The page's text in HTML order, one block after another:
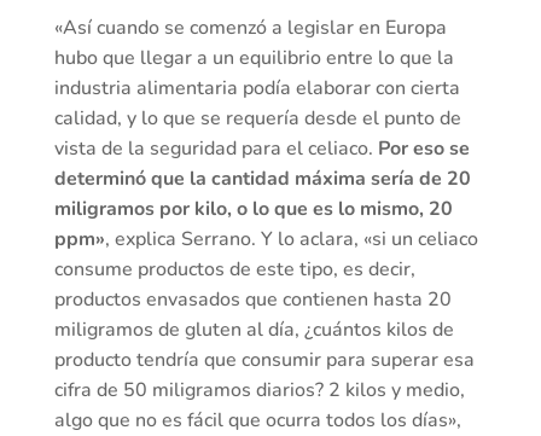
«Así cuando se comenzó a legislar en Europa
hubo que llegar a un equilibrio entre lo que la
industria alimentaria podía elaborar con cierta
calidad, y lo que se requería desde el punto de
vista de la seguridad para el celiaco. Por eso se
determinó que la cantidad máxima sería de 20
miligramos por kilo, o lo que es lo mismo, 20
ppm», explica Serrano. Y lo aclara, «si un celiaco
consume productos de este tipo, es decir,
productos envasados que contienen hasta 20
miligramos de gluten al día, ¿cuántos kilos de
producto tendría que consumir para superar esa
cifra de 50 miligramos diarios? 2 kilos y medio,
algo que no es fácil que ocurra todos los días»,